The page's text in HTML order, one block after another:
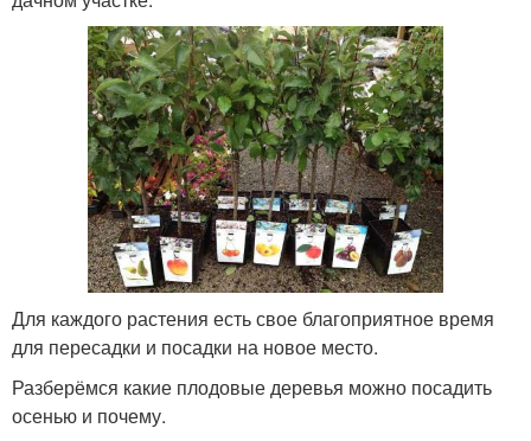
Для каждого растения есть свое благоприятное время
для пересадки и посадки на новое место.
Разберёмся какие плодовые деревья можно посадить
осенью и почему.